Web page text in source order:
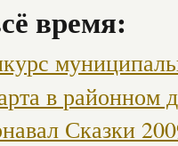
время:
в районном
Сказки